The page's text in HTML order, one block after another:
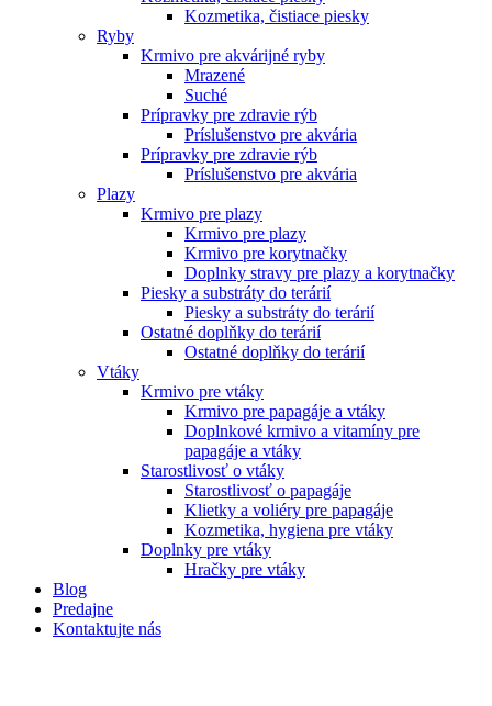
Kozmetika, čistiace piesky
Ryby
Krmivo pre akvárijné ryby
Mrazené
Suché
Prípravky pre zdravie rýb
Príslušenstvo pre akvária
Prípravky pre zdravie rýb
Príslušenstvo pre akvária
Plazy
Krmivo pre plazy
Krmivo pre plazy
Krmivo pre korytnačky
Doplnky stravy pre plazy a korytnačky
Piesky a substráty do terárií
Piesky a substráty do terárií
Ostatné doplňky do terárií
Ostatné doplňky do terárií
Vtáky
Krmivo pre vtáky
Krmivo pre papagáje a vtáky
Doplnkové krmivo a vitamíny pre
papagáje a vtáky
Starostlivosť o vtáky
Starostlivosť o papagáje
Klietky a voliéry pre papagáje
Kozmetika, hygiena pre vtáky
Doplnky pre vtáky
Hračky pre vtáky
Blog
Predajne
Kontaktujte nás